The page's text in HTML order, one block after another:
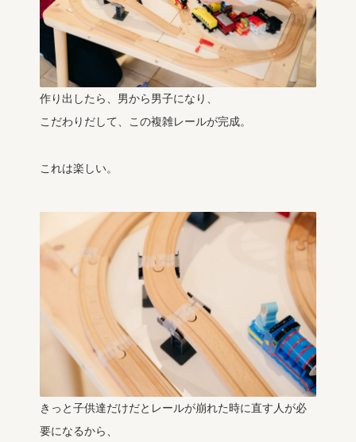
作り出したら、男から男子になり、
こだわりだして、この複雑レールが完成。
これは楽しい。
きっと子供達だけだとレールが崩れた時に直す人が必
要になるから、